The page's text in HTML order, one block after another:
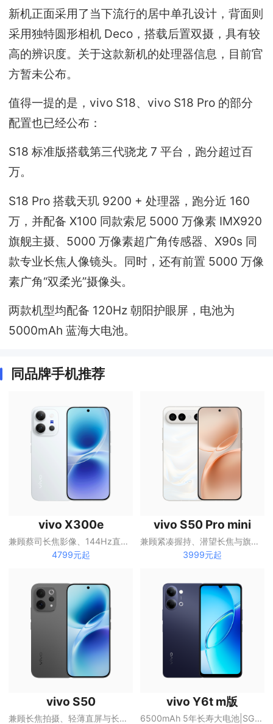
新机正面采用了当下流行的居中单孔设计，背面则
采用独特圆形相机 Deco，搭载后置双摄，具有较
高的辨识度。关于这款新机的处理器信息，目前官
方暂未公布。
值得一提的是，vivo S18、vivo S18 Pro 的部分
配置也已经公布：
S18 标准版搭载第三代骁龙 7 平台，跑分超过百
万。
S18 Pro 搭载天玑 9200 + 处理器，跑分近 160
万，并配备 X100 同款索尼 5000 万像素 IMX920
旗舰主摄、5000 万像素超广角传感器、X90s 同
款专业长焦人像镜头。同时，还有前置 5000 万像
素广角“双柔光”摄像头。
两款机型均配备 120Hz 朝阳护眼屏，电池为
5000mAh 蓝海大电池。
同品牌手机推荐
vivo X300e
兼顾蔡司长焦影像、144Hz直屏与大容量电池的X系列手机
4799元起
vivo S50 Pro mini
兼顾紧凑握持、潜望长焦与旗舰性能的S系列手机
3999元起
vivo S50
兼顾长焦拍摄、轻薄直屏与长续航的S系列手机
vivo Y6t m版
6500mAh 5年长寿大电池|SGS五星抗跌耐摔认证|全局无频闪护眼屏